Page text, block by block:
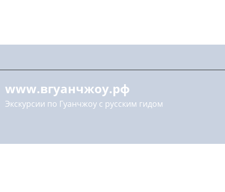
www.вгуанчжоу.рф
Экскурсии по Гуанчжоу с русским гидом